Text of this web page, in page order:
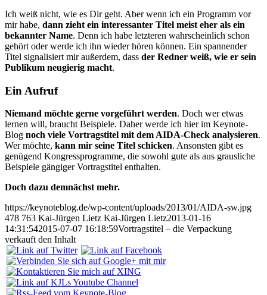
Ich weiß nicht, wie es Dir geht. Aber wenn ich ein Programm vor
mir habe, dann zieht ein interessanter Titel meist eher als ein
bekannter Name. Denn ich habe letzteren wahrscheinlich schon
gehört oder werde ich ihn wieder hören können. Ein spannender
Titel signalisiert mir außerdem, dass der Redner weiß, wie er sein
Publikum neugierig macht.
Ein Aufruf
Niemand möchte gerne vorgeführt werden. Doch wer etwas
lernen will, braucht Beispiele. Daher werde ich hier im Keynote-
Blog noch viele Vortragstitel mit dem AIDA-Check analysieren.
Wer möchte, kann mir seine Titel schicken. Ansonsten gibt es
genügend Kongressprogramme, die sowohl gute als aus grausliche
Beispiele gängiger Vortragstitel enthalten.
Doch dazu demnächst mehr.
https://keynoteblog.de/wp-content/uploads/2013/01/AIDA-sw.jpg
478 763 Kai-Jürgen Lietz Kai-Jürgen Lietz2013-01-16
14:31:542015-07-07 16:18:59Vortragstitel – die Verpackung
verkauft den Inhalt